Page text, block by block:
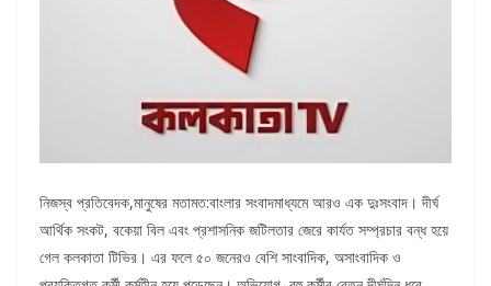
নিজস্ব প্রতিবেদক,মানুষের মতামত:বাংলার সংবাদমাধ্যমে আরও এক দুঃসংবাদ। দীর্ঘ
আর্থিক সংকট, বকেয়া বিল এবং প্রশাসনিক জটিলতার জেরে কার্যত সম্প্রচার বন্ধ হয়ে
গেল কলকাতা টিভির। এর ফলে ৫০ জনেরও বেশি সাংবাদিক, অসাংবাদিক ও